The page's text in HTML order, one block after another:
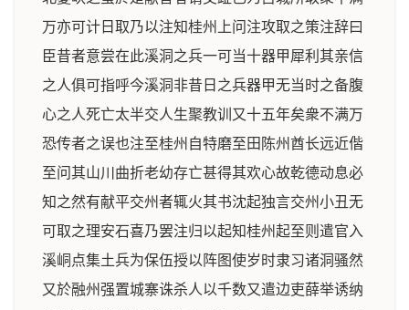
万亦可计日取乃以注知桂州上问注攻取之策注辞曰
臣昔者意尝在此溪洞之兵一可当十器甲犀利其亲信
之人俱可指呼今溪洞非昔日之兵器甲无当时之备腹
心之人死亡太半交人生聚教训又十五年矣衆不满万
恐传者之误也注至桂州自特磨至田陈州酋长远近偕
至问其山川曲折老幼存亡甚得其欢心故乾德动息必
知之然有献平交州者辄火其书沈起独言交州小丑无
可取之理安石喜乃罢注归以起知桂州起至则遣官入
溪峒点集土兵为保伍授以阵图使岁时隶习诸洞骚然
又於融州强置城寨诛杀人以千数又遣边吏薛举诱纳